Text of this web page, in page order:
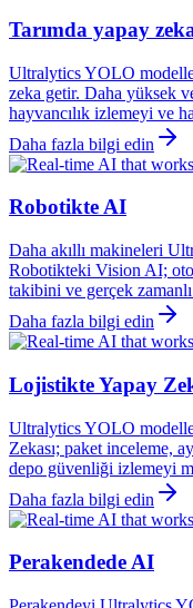
Tarımda yapay
Ultralytics YOLO
zeka getir. Daha yüksek
hayvancılık izlemeyi ve
Daha fazla bilgi edin
Robotikte AI
Daha akıllı makineleri
Robotikteki Vision AI;
takibini ve gerçek
Daha fazla bilgi edin
Lojistikte Yapay
Ultralytics YOLO
Zekası; paket inceleme,
depo güvenliği izlemeyi
Daha fazla bilgi edin
Perakendede AI